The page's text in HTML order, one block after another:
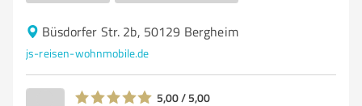
Büsdorfer Str. 2b, 50129 Bergheim
js-reisen-wohnmobile.de
5,00 / 5,00